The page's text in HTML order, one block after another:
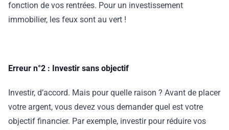
fonction de vos rentrées. Pour un investissement
immobilier, les feux sont au vert !
Erreur n°2 : Investir sans objectif
Investir, d’accord. Mais pour quelle raison ? Avant de placer
votre argent, vous devez vous demander quel est votre
objectif financier. Par exemple, investir pour réduire vos